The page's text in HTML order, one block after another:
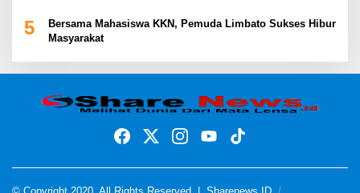
5
Bersama Mahasiswa KKN, Pemuda Limbato Sukses Hibur
Masyarakat